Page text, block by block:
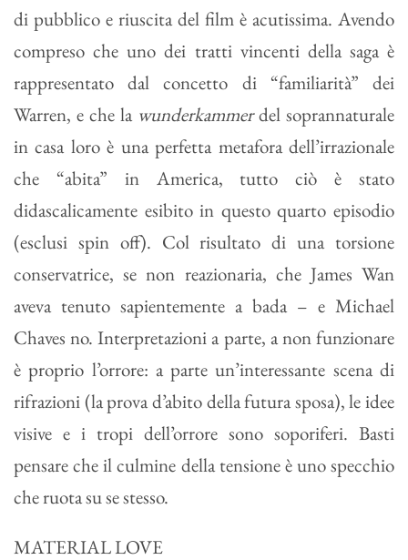
di pubblico e riuscita del film è acutissima. Avendo
compreso che uno dei tratti vincenti della saga è
rappresentato dal concetto di “familiarità” dei
Warren, e che la wunderkammerdel soprannaturale
in casa loro è una perfetta metafora dell’irrazionale
che “abita” in America, tutto ciò è stato
didascalicamente esibito in questo quarto episodio
(esclusi spin off). Col risultato di una torsione
conservatrice, se non reazionaria, che James Wan
aveva tenuto sapientemente a bada – e Michael
Chaves no. Interpretazioni a parte, a non funzionare
è proprio l’orrore: a parte un’interessante scena di
rifrazioni (la prova d’abito della futura sposa), le idee
visive e i tropi dell’orrore sono soporiferi. Basti
pensare che il culmine della tensione è uno specchio
che ruota su se stesso.
MATERIAL LOVE